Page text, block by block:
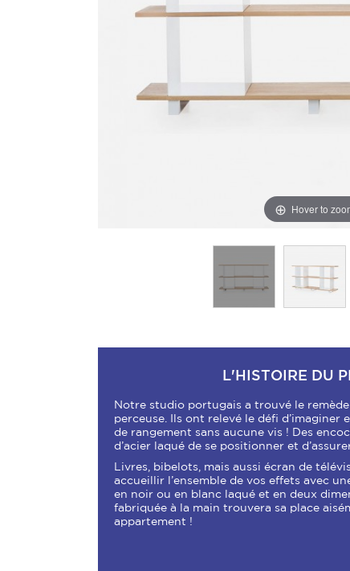
Hover to
L'HISTOIRE DU
Notre studio portugais a trouvé le
perceuse. Ils ont relevé le défi
de rangement sans aucune vis ! Des
d’acier laqué de se positionner et
Livres, bibelots, mais aussi écran de
accueillir l’ensemble de vos effets avec
en noir ou en blanc laqué et en deux
fabriquée à la main trouvera sa place
appartement !